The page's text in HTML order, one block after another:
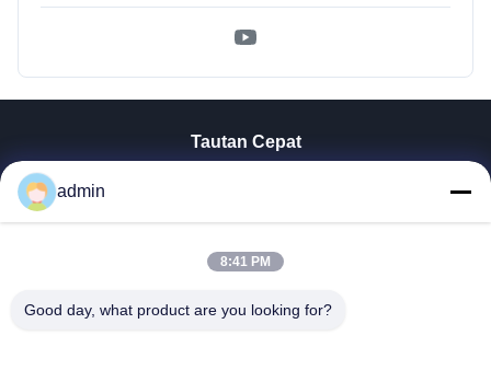
Tautan Cepat
Tentang Kita
Kontrol Kualitas
admin
8:41 PM
Good day, what product are you looking for?